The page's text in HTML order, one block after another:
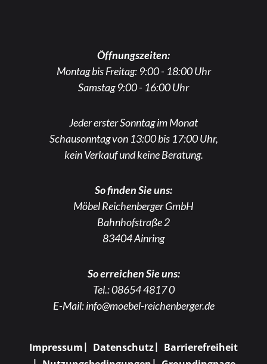
Öffnungszeiten:
Montag bis Freitag: 9:00 - 18:00 Uhr
Samstag 9:00 - 16:00 Uhr
Jeder erster Sonntag im Monat
Schausonntag von 13:00 bis 17:00 Uhr,
kein Verkauf und keine Beratung.
So finden Sie uns:
Möbel Reichenberger GmbH
Bahnhofstraße 2
83404 Ainring
So erreichen Sie uns:
Tel.:08654 4817 0
E-Mail:info@moebel-reichenberger.de
Impressum Datenschutz
Barrierefreiheit